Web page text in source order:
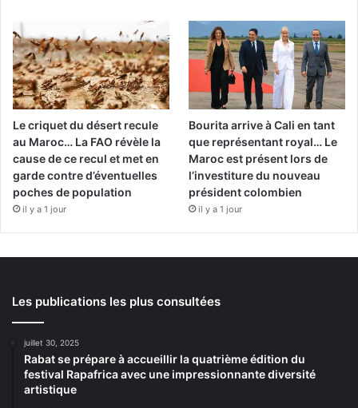
Le criquet du désert recule
au Maroc… La FAO révèle la
cause de ce recul et met en
garde contre d’éventuelles
poches de population
il y a 1 jour
Bourita arrive à Cali en tant
que représentant royal… Le
Maroc est présent lors de
l’investiture du nouveau
président colombien
il y a 1 jour
Les publications les plus consultées
juillet 30, 2025
Rabat se prépare à accueillir la quatrième édition du
festival Rapafrica avec une impressionnante diversité
artistique